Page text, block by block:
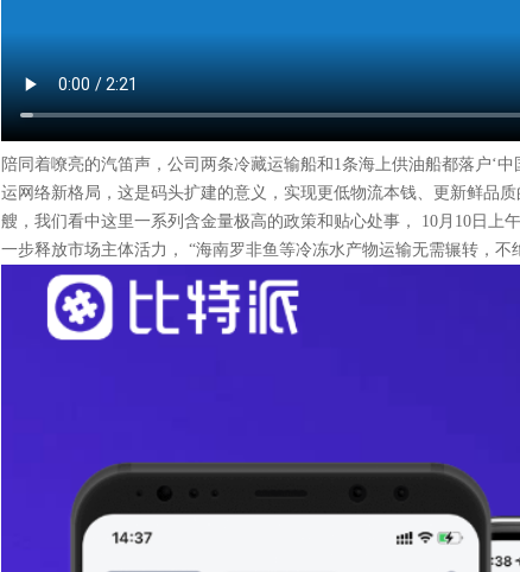
陪同着嘹亮的汽笛声，公司两条冷藏运输船和1条海上供油船都落户‘
运网络新格局，这是码头扩建的意义，实现更低物流本钱、更新鲜品
艘，我们看中这里一系列含金量极高的政策和贴心处事， 10月10日上
一步释放市场主体活力， “海南罗非鱼等冷冻水产物运输无需辗转，不